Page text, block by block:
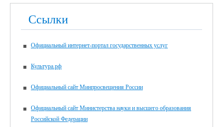
Ссылки
Официальный интернет-портал государственных услуг
Культура.рф
Официальный сайт Минпросвещения России
Официальный сайт Министерства науки и высшего образования
Российской Федерации